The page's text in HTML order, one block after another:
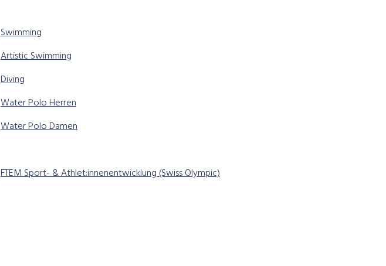
Swimming
Artistic Swimming
Diving
Water Polo Herren
Water Polo Damen
FTEM Sport- & Athlet:innenentwicklung (Swiss Olympic)